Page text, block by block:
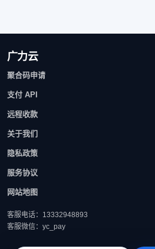
广力云
聚合码申请
支付 API
远程收款
关于我们
隐私政策
服务协议
网站地图
客服电话：13332948893
客服微信：yc_pay